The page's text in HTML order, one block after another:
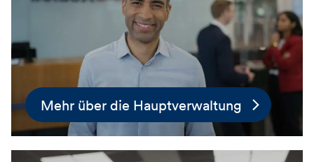
Mehr über die Hauptverwaltung